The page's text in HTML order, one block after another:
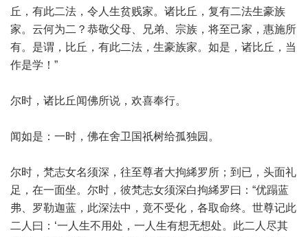
丘，有此二法，令人生贫贱家。诸比丘，复有二法生豪族
家。云何为二？恭敬父母、兄弟、宗族，将至己家，惠施所
有。是谓，比丘，有此二法，生豪族家。如是，诸比丘，当
作是学！”
尔时，诸比丘闻佛所说，欢喜奉行。
闻如是：一时，佛在舍卫国祇树给孤独园。
尔时，梵志女名须深，往至尊者大拘絺罗所；到已，头面礼
足，在一面坐。尔时，彼梵志女须深白拘絺罗曰：“优蹋蓝
弗、罗勒迦蓝，此深法中，竟不受化，各取命终。世尊记此
二人曰：‘一人生不用处，一人生有想无想处。此二人尽其